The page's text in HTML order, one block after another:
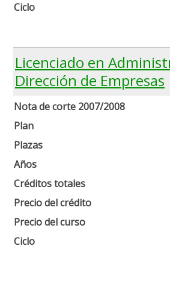
Ciclo
Licenciado en
Dirección de Empresas
Nota de corte 2007/2008
Plan
Plazas
Años
Créditos totales
Precio del crédito
Precio del curso
Ciclo